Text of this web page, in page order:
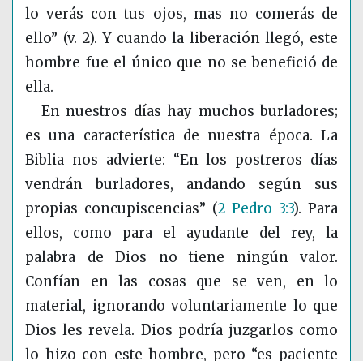
lo verás con tus ojos, mas no comerás de
ello” (v. 2). Y cuando la liberación llegó, este
hombre fue el único que no se benefició de
ella.
En nuestros días hay muchos burladores;
es una característica de nuestra época. La
Biblia nos advierte: “En los postreros días
vendrán burladores, andando según sus
propias concupiscencias” (2 Pedro 3:3). Para
ellos, como para el ayudante del rey, la
palabra de Dios no tiene ningún valor.
Confían en las cosas que se ven, en lo
material, ignorando voluntariamente lo que
Dios les revela. Dios podría juzgarlos como
lo hizo con este hombre, pero “es paciente